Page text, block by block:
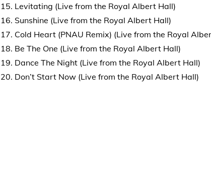
15. Levitating (Live from the Royal Albert Hall)
16. Sunshine (Live from the Royal Albert Hall)
17. Cold Heart (PNAU Remix) (Live from the Royal
18. Be The One (Live from the Royal Albert Hall)
19. Dance The Night (Live from the Royal Albert Hall)
20. Don’t Start Now (Live from the Royal Albert Hall)